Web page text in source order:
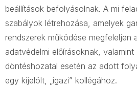
beállítások befolyásolnak. A mi
szabályok létrehozása, amelyek
rendszerek működése megfeleljen
adatvédelmi előírásoknak,
döntéshozatal esetén az adott
egy kijelölt, „igazi” kollégához.